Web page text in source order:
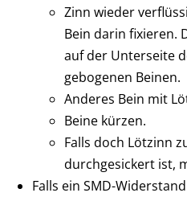
Zinn wieder
Bein darin fixieren.
auf der Unterseite
gebogenen Beinen.
Anderes Bein mit
Beine kürzen.
Falls doch Lötzinn
durchgesickert ist,
Falls ein SMD-